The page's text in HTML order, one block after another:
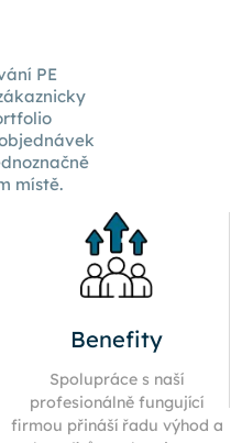
PE
místě.
Benefity
Spolupráce s naší
profesionálně fungující
firmou přináší řadu výhod a